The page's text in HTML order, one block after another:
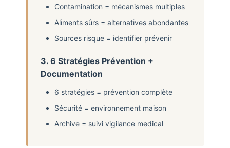
Contamination = mécanismes multiples
Aliments sûrs = alternatives abondantes
Sources risque = identifier prévenir
3. 6 Stratégies Prévention +
Documentation
6 stratégies = prévention complète
Sécurité = environnement maison
Archive = suivi vigilance medical